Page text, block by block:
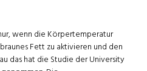
wenn die Körpertemperatur
Fett zu aktivieren und den
das hat die Studie der University